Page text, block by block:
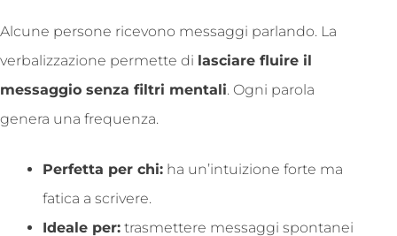
Alcune persone ricevono messaggi parlando. La
verbalizzazione permette di lasciare fluire il
messaggio senza filtri mentali. Ogni parola
genera una frequenza.
Perfetta per chi: ha un’intuizione forte ma
fatica a scrivere.
Ideale per: trasmettere messaggi spontanei